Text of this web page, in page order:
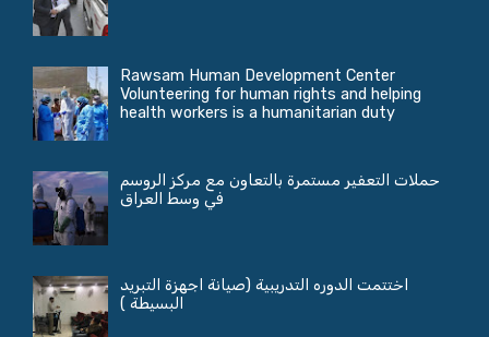
Rawsam Human Development Center
Volunteering for human rights and helping
health workers is a humanitarian duty
حملات التعفير مستمرة بالتعاون مع مركز الروسم
في وسط العراق
اختتمت الدوره التدريبية (صيانة اجهزة التبريد
البسيطة )